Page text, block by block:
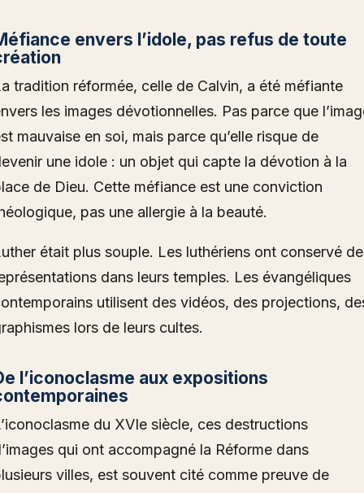
envers l’idole, pas refus de toute
tradition réformée, celle de Calvin, a été méfiante
les images dévotionnelles. Pas parce que
mauvaise en soi, mais parce qu’elle risque de
une idole : un objet qui capte la dévotion à la
de Dieu. Cette méfiance est une conviction
pas une allergie à la beauté.
était plus souple. Les luthériens ont conservé
dans leurs temples. Les évangéliques
utilisent des vidéos, des projections,
lors de leurs cultes.
l’iconoclasme aux expositions
du XVIe siècle, ces destructions
qui ont accompagné la Réforme dans
villes, est souvent cité comme preuve de